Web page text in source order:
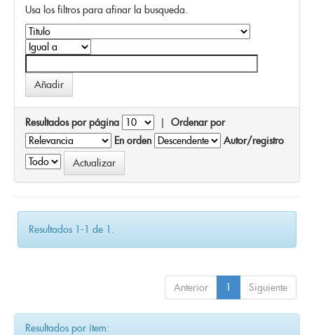
Usa los filtros para afinar la busqueda.
Resultados por página | Ordenar por
En orden
Autor/registro
Resultados 1-1 de 1.
Anterior 1 Siguiente
Resultados por ítem: